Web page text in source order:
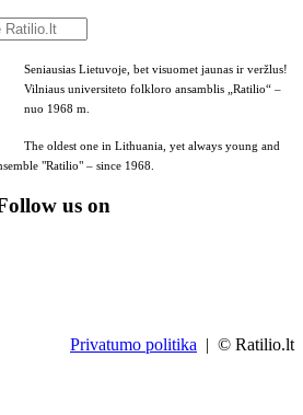
Seniausias Lietuvoje, bet visuomet jaunas ir veržlus!
Vilniaus universiteto folkloro ansamblis „Ratilio“ –
nuo 1968 m.
The oldest one in Lithuania, yet always young and
"Ratilio" – since 1968.
us on
Privatumo politika | © Ratilio.lt